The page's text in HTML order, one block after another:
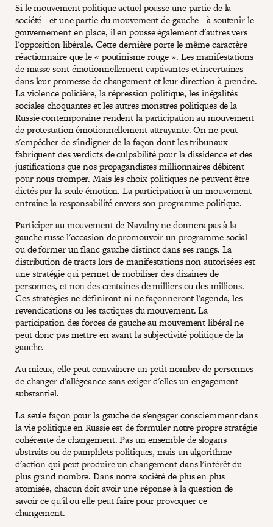
Si le mouvement politique actuel pousse une partie de la
société - et une partie du mouvement de gauche - à soutenir le
gouvernement en place, il en pousse également d'autres vers
l'opposition libérale. Cette dernière porte le même caractère
réactionnaire que le « poutinisme rouge ». Les manifestations
de masse sont émotionnellement captivantes et incertaines
dans leur promesse de changement et leur direction à prendre.
La violence policière, la répression politique, les inégalités
sociales choquantes et les autres monstres politiques de la
Russie contemporaine rendent la participation au mouvement
de protestation émotionnellement attrayante. On ne peut
s'empêcher de s'indigner de la façon dont les tribunaux
fabriquent des verdicts de culpabilité pour la dissidence et des
justifications que nos propagandistes millionnaires débitent
pour nous tromper. Mais les choix politiques ne peuvent être
dictés par la seule émotion. La participation à un mouvement
entraîne la responsabilité envers son programme politique.
Participer au mouvement de Navalny ne donnera pas à la
gauche russe l'occasion de promouvoir un programme social
ou de former un flanc gauche distinct dans ses rangs. La
distribution de tracts lors de manifestations non autorisées est
une stratégie qui permet de mobiliser des dizaines de
personnes, et non des centaines de milliers ou des millions.
Ces stratégies ne définiront ni ne façonneront l'agenda, les
revendications ou les tactiques du mouvement. La
participation des forces de gauche au mouvement libéral ne
peut donc pas mettre en avant la subjectivité politique de la
gauche.
Au mieux, elle peut convaincre un petit nombre de personnes
de changer d'allégeance sans exiger d'elles un engagement
substantiel.
La seule façon pour la gauche de s'engager consciemment dans
la vie politique en Russie est de formuler notre propre stratégie
cohérente de changement. Pas un ensemble de slogans
abstraits ou de pamphlets politiques, mais un algorithme
d'action qui peut produire un changement dans l'intérêt du
plus grand nombre. Dans notre société de plus en plus
atomisée, chacun doit avoir une réponse à la question de
savoir ce qu'il ou elle peut faire pour provoquer ce
changement.